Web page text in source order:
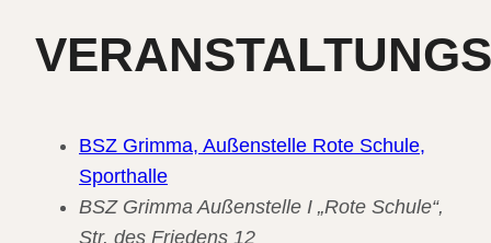
BSZ Grimma, Außenstelle Rote Schule,
Sporthalle
BSZ Grimma Außenstelle I „Rote Schule“,
Str. des Friedens 12